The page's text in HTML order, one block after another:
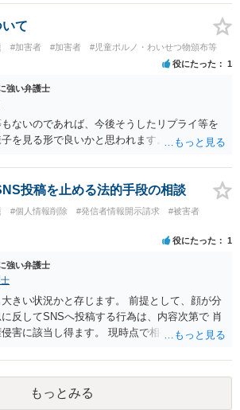
が届きましたら、弁護士にご相談いただけれ
一般論として、開示請求を宣言する人は、実際
て
#加害者 #加害者 #児童ポルノ・わいせつ物頒布等
役にたった 1
強い弁護士
ないのであれば、今後そうしたリプライ等を
を見る形で良いかと思われます。
投稿を止める法的手段の相談
#個人情報削除 #発信者情報開示請求
#被害者
役にたった 1
強い弁護士
きい状況かと存じます。 前提として、顔が分
反してSNSへ投稿する行為は、内容次第で 肖
害に該当し得ます。 現時点で相手方について
から書面を送付して、投稿の削除と今後の投
いを求める進め方が現実的です。 なお、開示
定するために要した費用は、相手方に請求で
もっとみる